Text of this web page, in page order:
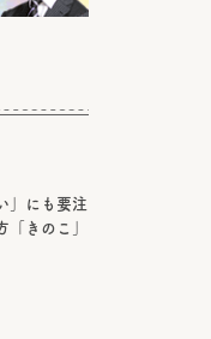
」にも要注
きのこ」